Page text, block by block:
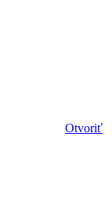
Otvoriť